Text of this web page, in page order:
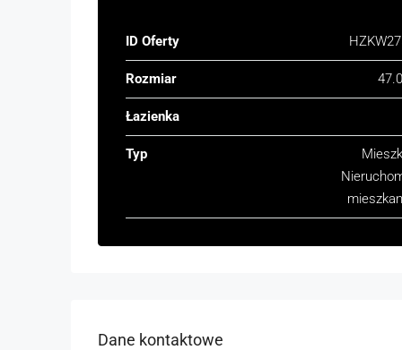
ID Oferty
Rozmiar
Łazienka
Typ
Dane kontaktowe